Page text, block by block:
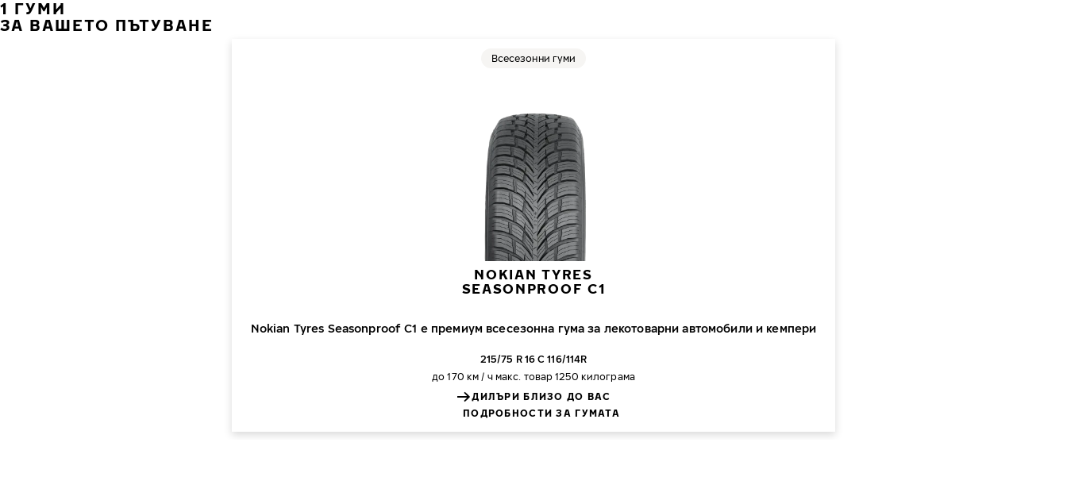
1 ГУМИ
ЗА ВАШЕТО ПЪТУВАНЕ
NOKIAN TYRES
SEASONPROOF C1
Nokian Tyres Seasonproof C1 е премиум всесезонна гума за лекотоварни автомобили и кемпери
Всесезонни гуми
215/75 R 16 C 116/114R
до 170 км / ч макс. товар 1250 килограма
ДИЛЪРИ БЛИЗО ДО ВАС
ПОДРОБНОСТИ ЗА ГУМАТА